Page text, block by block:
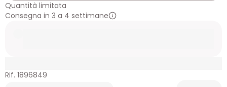
Quantità limitata
Consegna in 3 a 4 settimane
Rif. 1896849